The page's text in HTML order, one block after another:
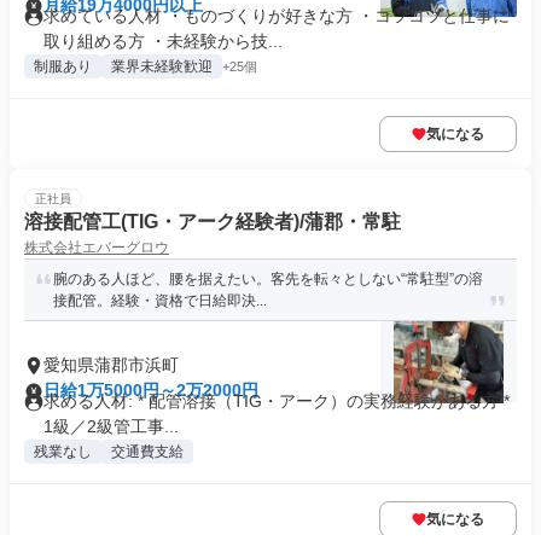
月給19万4000円以上
求めている人材 ・ものづくりが好きな方 ・コツコツと仕事に
取り組める方 ・未経験から技...
制服あり 業界未経験歓迎 +25個
気になる
正社員
溶接配管工(TIG・アーク経験者)/蒲郡・常駐
株式会社エバーグロウ
腕のある人ほど、腰を据えたい。客先を転々としない“常駐型”の溶
接配管。経験・資格で日給即決...
愛知県蒲郡市浜町
日給1万5000円～2万2000円
求める人材: * 配管溶接（TIG・アーク）の実務経験がある方 *
1級／2級管工事...
残業なし 交通費支給
気になる